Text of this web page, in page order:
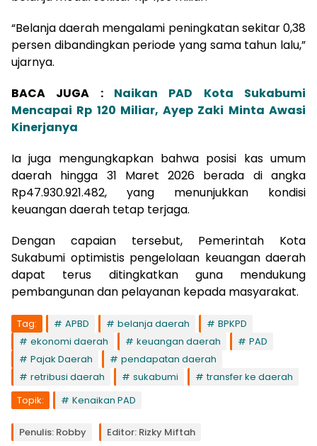
“Belanja daerah mengalami peningkatan sekitar 0,38
persen dibandingkan periode yang sama tahun lalu,”
ujarnya.
BACA JUGA : Naikan PAD Kota Sukabumi
Mencapai Rp 120 Miliar, Ayep Zaki Minta Awasi
Kinerjanya
Ia juga mengungkapkan bahwa posisi kas umum
daerah hingga 31 Maret 2026 berada di angka
Rp47.930.921.482, yang menunjukkan kondisi
keuangan daerah tetap terjaga.
Dengan capaian tersebut, Pemerintah Kota
Sukabumi optimistis pengelolaan keuangan daerah
dapat terus ditingkatkan guna mendukung
pembangunan dan pelayanan kepada masyarakat.
Tag: APBD belanja daerah
BPKPD
ekonomi daerah
keuangan daerah
PAD
Pajak Daerah
pendapatan daerah
retribusi daerah
sukabumi
transfer ke daerah
Topik:
Kenaikan PAD
Penulis: Robby Editor: Rizky Miftah